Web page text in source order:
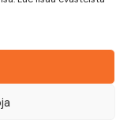
käymme läpi
vaihdella paljon